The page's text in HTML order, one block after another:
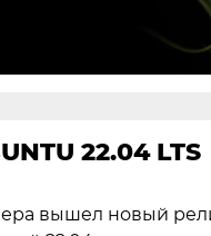
22.04 LTS
вышел новый